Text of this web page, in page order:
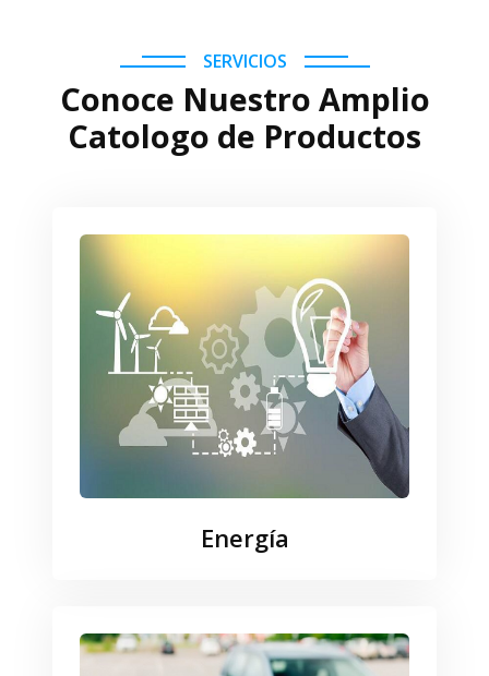
SERVICIOS
Conoce Nuestro Amplio
Catologo de Productos
Energía